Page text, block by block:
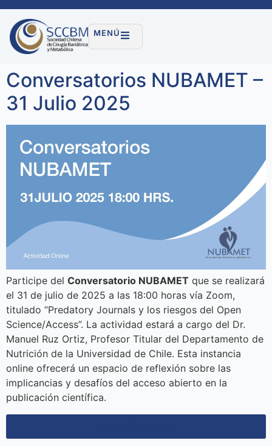
MENÚ
Conversatorios NUBAMET –
31 Julio 2025
Participe del Conversatorio NUBAMET que se realizará
el 31 de julio de 2025 a las 18:00 horas vía Zoom,
titulado “Predatory Journals y los riesgos del Open
Science/Access”. La actividad estará a cargo del Dr.
Manuel Ruz Ortiz, Profesor Titular del Departamento de
Nutrición de la Universidad de Chile. Esta instancia
online ofrecerá un espacio de reflexión sobre las
implicancias y desafíos del acceso abierto en la
publicación científica.